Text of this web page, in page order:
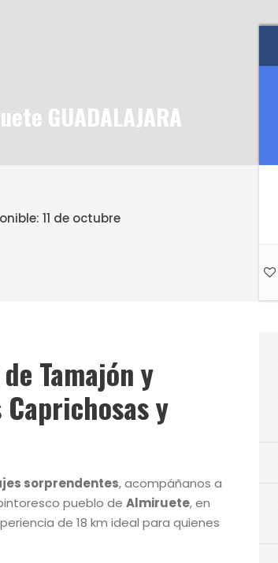
GUADALAJARA
11 de octubre
Tamajón y
y
sorprendentes, acompáñanos a
pueblo de Almiruete, en
de 18 km ideal para quienes